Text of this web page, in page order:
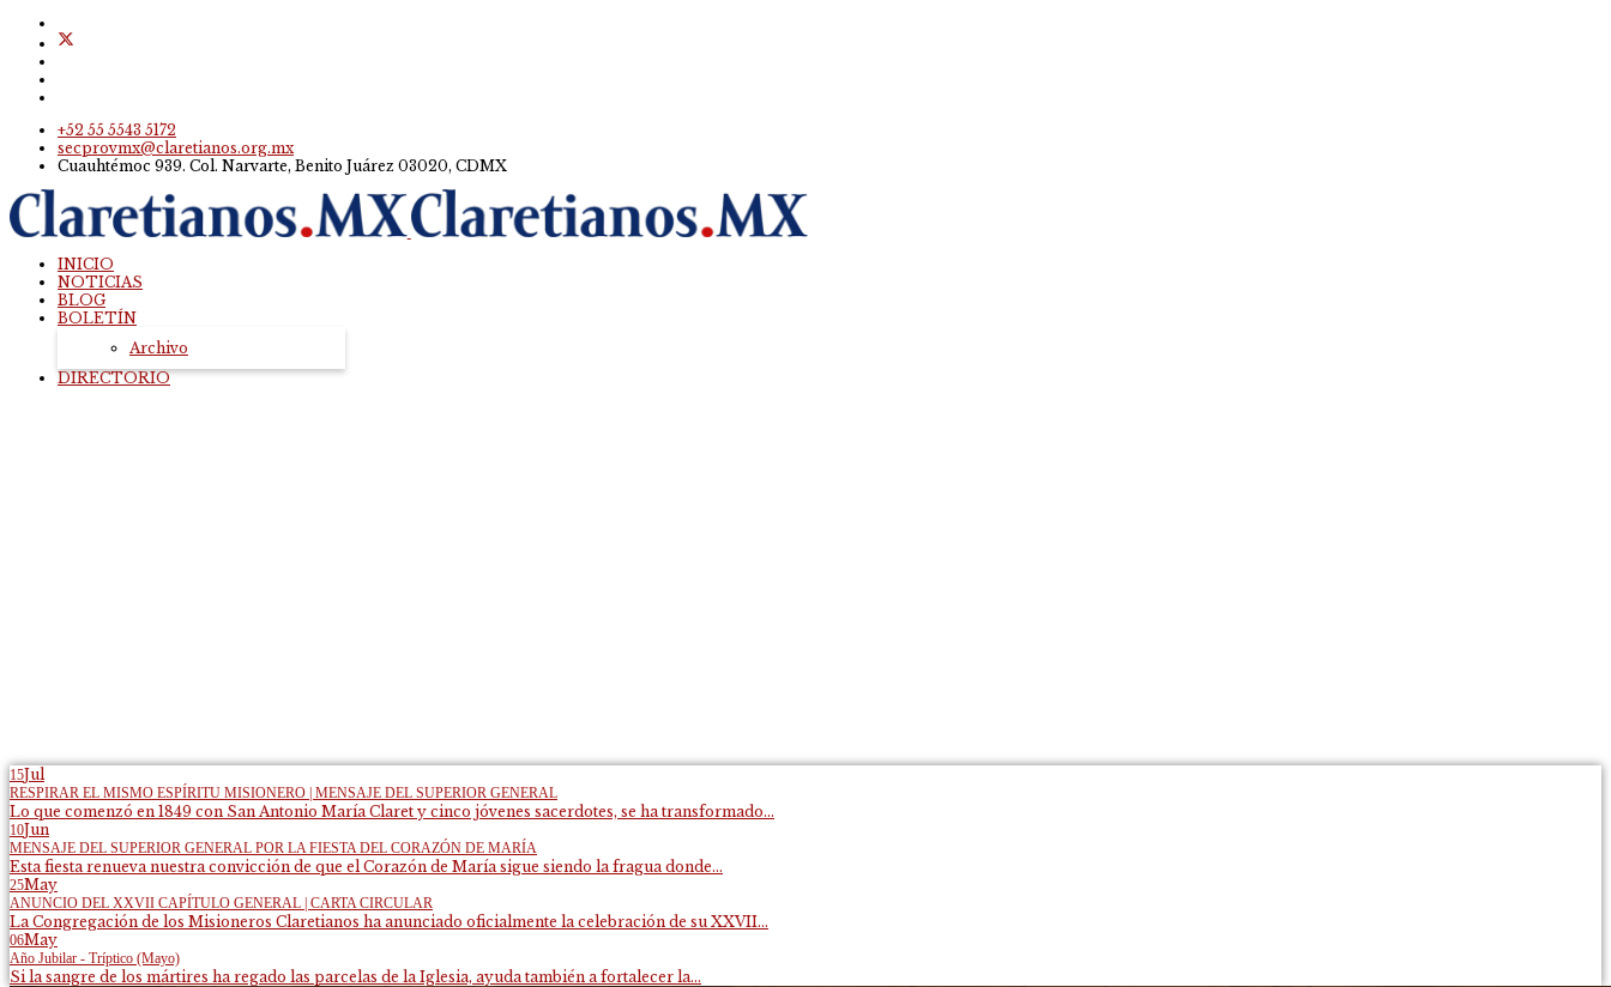
+52 55 5543 5172
secprovmx@claretianos.org.mx
Cuauhtémoc 939. Col. Narvarte, Benito Juárez 03020, CDMX
INICIO
NOTICIAS
BLOG
BOLETÍN
Archivo
DIRECTORIO
15Jul
RESPIRAR EL MISMO ESPÍRITU MISIONERO | MENSAJE DEL SUPERIOR GENERAL
Lo que comenzó en 1849 con San Antonio María Claret y cinco jóvenes sacerdotes, se ha transformado...
10Jun
MENSAJE DEL SUPERIOR GENERAL POR LA FIESTA DEL CORAZÓN DE MARÍA
Esta fiesta renueva nuestra convicción de que el Corazón de María sigue siendo la fragua donde...
25May
ANUNCIO DEL XXVII CAPÍTULO GENERAL | CARTA CIRCULAR
La Congregación de los Misioneros Claretianos ha anunciado oficialmente la celebración de su XXVII...
06May
Año Jubilar - Tríptico (Mayo)
Si la sangre de los mártires ha regado las parcelas de la Iglesia, ayuda también a fortalecer la...